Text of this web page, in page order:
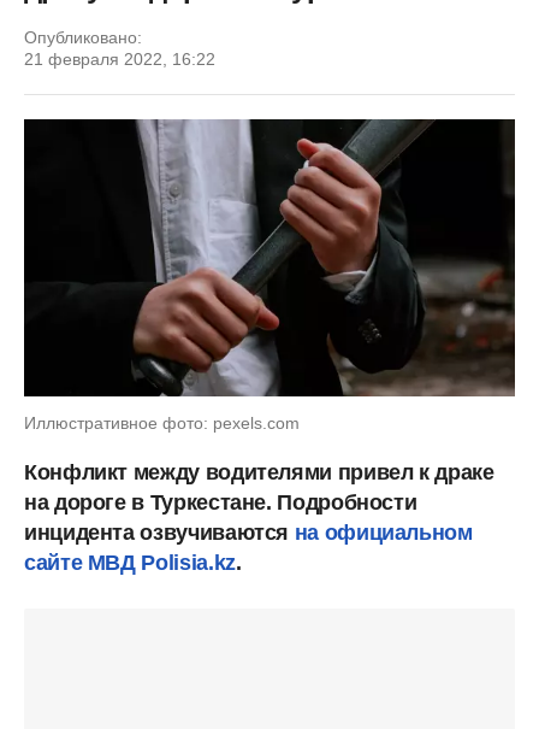
Опубликовано:
21 февраля 2022, 16:22
Иллюстративное фото: pexels.com
Конфликт между водителями привел к драке
на дороге в Туркестане. Подробности
инцидента озвучиваются на официальном
сайте МВД Polisia.kz.